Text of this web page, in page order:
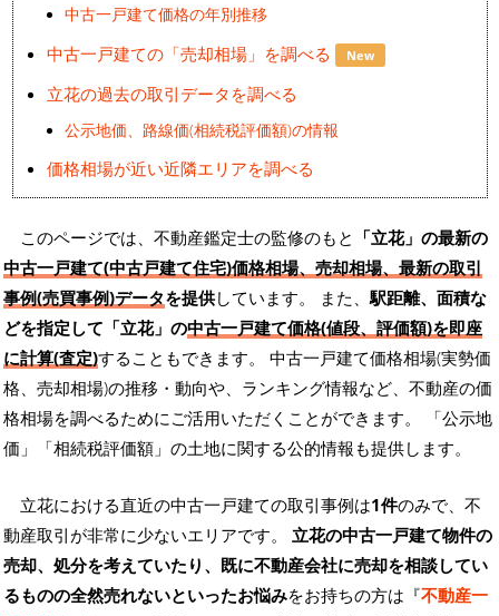
中古一戸建て価格の年別推移
中古一戸建ての「売却相場」を調べる New
立花の過去の取引データを調べる
公示地価、路線価(相続税評価額)の情報
価格相場が近い近隣エリアを調べる
このページでは、不動産鑑定士の監修のもと 「立花」の最新の
中古一戸建て(中古戸建て住宅)価格相場、売却相場、最新の取引
事例(売買事例)データを提供しています。 また、駅距離、面積な
どを指定して「立花」の中古一戸建て価格(値段、評価額)を即座
に計算(査定)することもできます。 中古一戸建て価格相場(実勢価
格、売却相場)の推移・動向や、ランキング情報など、不動産の価
格相場を調べるためにご活用いただくことができます。
「公示地
価」「相続税評価額」の土地に関する公的情報も提供します。
立花における直近の中古一戸建ての取引事例は1件のみで、不
動産取引が非常に少ないエリアです。 立花の中古一戸建て物件の
売却、処分を考えていたり、既に不動産会社に売却を相談してい
るものの全然売れないといったお悩みをお持ちの方は『不動産一